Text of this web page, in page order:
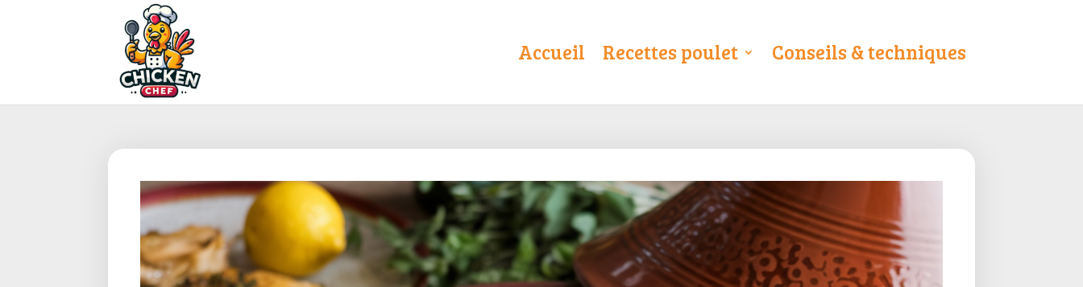
Accueil Recettes poulet Conseils & techniques